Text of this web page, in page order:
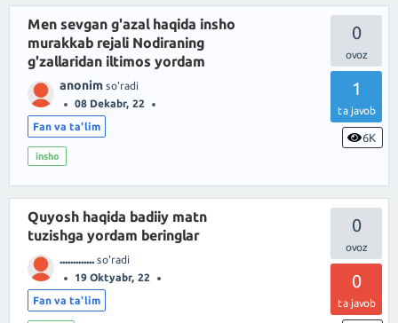
0
1
ta javob
6K
Men sevgan g'azal haqida insho
murakkab rejali Nodiraning
g'zallaridan iltimos yordam
anonim so'radi
08 Dekabr, 22
Fan va ta'lim
insho
0
0
ta javob
Quyosh haqida badiiy matn
tuzishga yordam beringlar
............. so'radi
19 Oktyabr, 22
Fan va ta'lim